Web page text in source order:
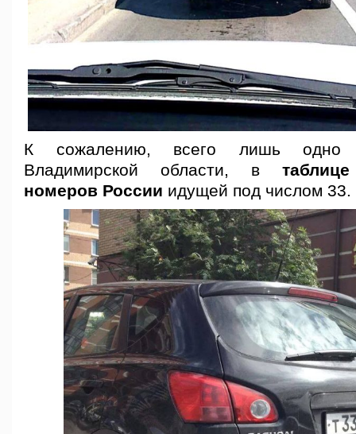
К сожалению, всего лишь одно
Владимирской области, в
номеров России идущей под числом 33.